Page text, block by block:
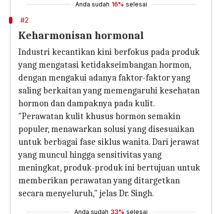
Anda sudah 16% selesai
#2
Keharmonisan hormonal
Industri kecantikan kini berfokus pada produk
yang mengatasi ketidakseimbangan hormon,
dengan mengakui adanya faktor-faktor yang
saling berkaitan yang memengaruhi kesehatan
hormon dan dampaknya pada kulit.
"Perawatan kulit khusus hormon semakin
populer, menawarkan solusi yang disesuaikan
untuk berbagai fase siklus wanita. Dari jerawat
yang muncul hingga sensitivitas yang
meningkat, produk-produk ini bertujuan untuk
memberikan perawatan yang ditargetkan
secara menyeluruh," jelas Dr. Singh.
Anda sudah 33% selesai